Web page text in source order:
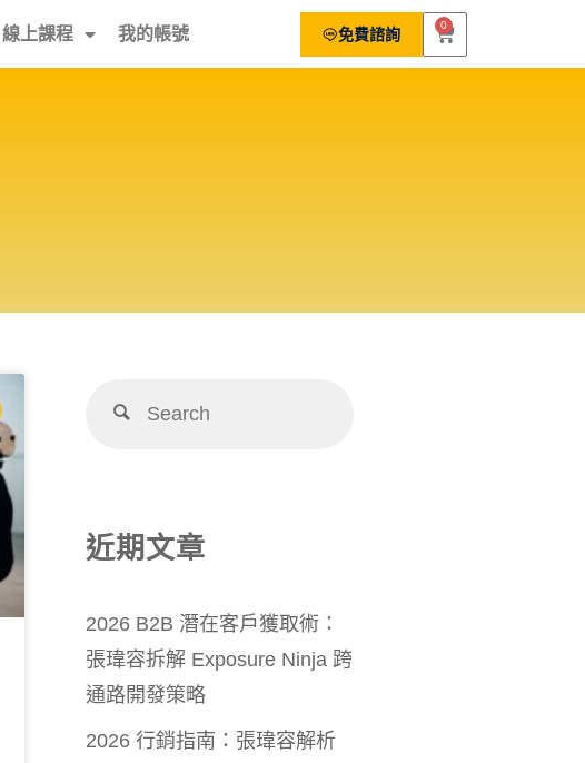
線上課程 我的帳號 免費諮詢
0
近期文章
2026 B2B 潛在客戶獲取術：
張瑋容拆解 Exposure Ninja 跨
通路開發策略
2026 行銷指南：張瑋容解析